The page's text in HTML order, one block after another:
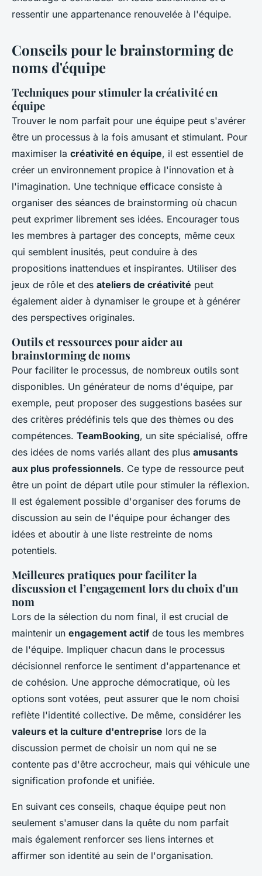
ressentir une appartenance renouvelée à l'équipe.
Conseils pour le brainstorming de
noms d'équipe
Techniques pour stimuler la créativité en
équipe
Trouver le nom parfait pour une équipe peut s'avérer
être un processus à la fois amusant et stimulant. Pour
maximiser la créativité en équipe, il est essentiel de
créer un environnement propice à l'innovation et à
l'imagination. Une technique efficace consiste à
organiser des séances de brainstorming où chacun
peut exprimer librement ses idées. Encourager tous
les membres à partager des concepts, même ceux
qui semblent inusités, peut conduire à des
propositions inattendues et inspirantes. Utiliser des
jeux de rôle et des ateliers de créativité peut
également aider à dynamiser le groupe et à générer
des perspectives originales.
Outils et ressources pour aider au
brainstorming de noms
Pour faciliter le processus, de nombreux outils sont
disponibles. Un générateur de noms d'équipe, par
exemple, peut proposer des suggestions basées sur
des critères prédéfinis tels que des thèmes ou des
compétences. TeamBooking, un site spécialisé, offre
des idées de noms variés allant des plus amusants
aux plus professionnels. Ce type de ressource peut
être un point de départ utile pour stimuler la réflexion.
Il est également possible d'organiser des forums de
discussion au sein de l'équipe pour échanger des
idées et aboutir à une liste restreinte de noms
potentiels.
Meilleures pratiques pour faciliter la
discussion et l’engagement lors du choix d'un
nom
Lors de la sélection du nom final, il est crucial de
maintenir un engagement actif de tous les membres
de l'équipe. Impliquer chacun dans le processus
décisionnel renforce le sentiment d'appartenance et
de cohésion. Une approche démocratique, où les
options sont votées, peut assurer que le nom choisi
reflète l'identité collective. De même, considérer les
valeurs et la culture d'entreprise lors de la
discussion permet de choisir un nom qui ne se
contente pas d'être accrocheur, mais qui véhicule une
signification profonde et unifiée.
En suivant ces conseils, chaque équipe peut non
seulement s'amuser dans la quête du nom parfait
mais également renforcer ses liens internes et
affirmer son identité au sein de l'organisation.